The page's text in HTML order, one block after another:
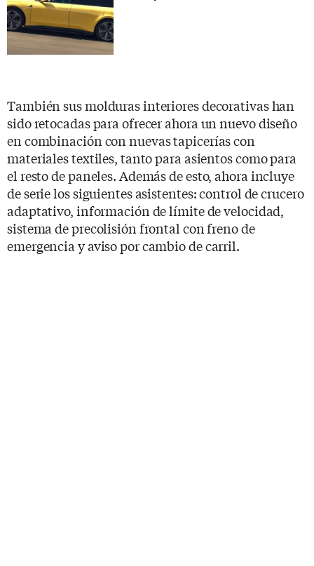
También sus molduras interiores decorativas han
sido retocadas para ofrecer ahora un nuevo diseño
en combinación con nuevas tapicerías con
materiales textiles, tanto para asientos como para
el resto de paneles. Además de esto, ahora incluye
de serie los siguientes asistentes: control de crucero
adaptativo, información de límite de velocidad,
sistema de precolisión frontal con freno de
emergencia y aviso por cambio de carril.